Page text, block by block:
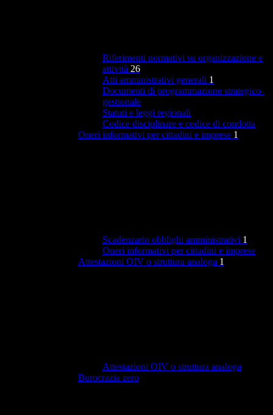
Riferimenti normativi su organizzazione e
attività 26
Atti amministrativi generali 1
Documenti di programmazione strategico-
gestionale
Statuti e leggi regionali
Codice disciplinare e codice di condotta
Oneri informativi per cittadini e imprese 1
Scadenzario obblighi amministrativi 1
Oneri informativi per cittadini e imprese
Attestazioni OIV o struttura analoga 1
Attestazioni OIV o struttura analoga
Burocrazia zero